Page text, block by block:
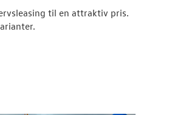
til en attraktiv pris.